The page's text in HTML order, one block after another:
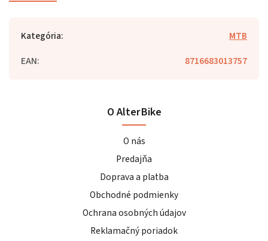
Kategória:
MTB
EAN: 8716683013757
O AlterBike
O nás
Predajňa
Doprava a platba
Obchodné podmienky
Ochrana osobných údajov
Reklamačný poriadok